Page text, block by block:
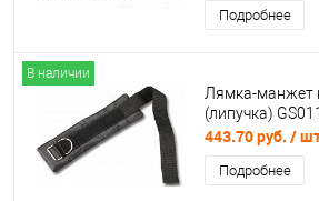
Подробнее
В наличии
Лямка-манжет
(липучка)
443.70 руб. /
Подробнее